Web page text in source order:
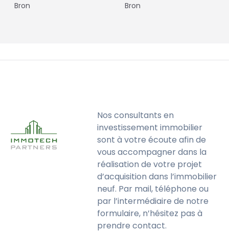
Bron Bron
Nos consultants en
investissement immobilier
sont à votre écoute afin de
vous accompagner dans la
réalisation de votre projet
d’acquisition dans l’immobilier
neuf. Par mail, téléphone ou
par l’intermédiaire de notre
formulaire, n’hésitez pas à
prendre contact.